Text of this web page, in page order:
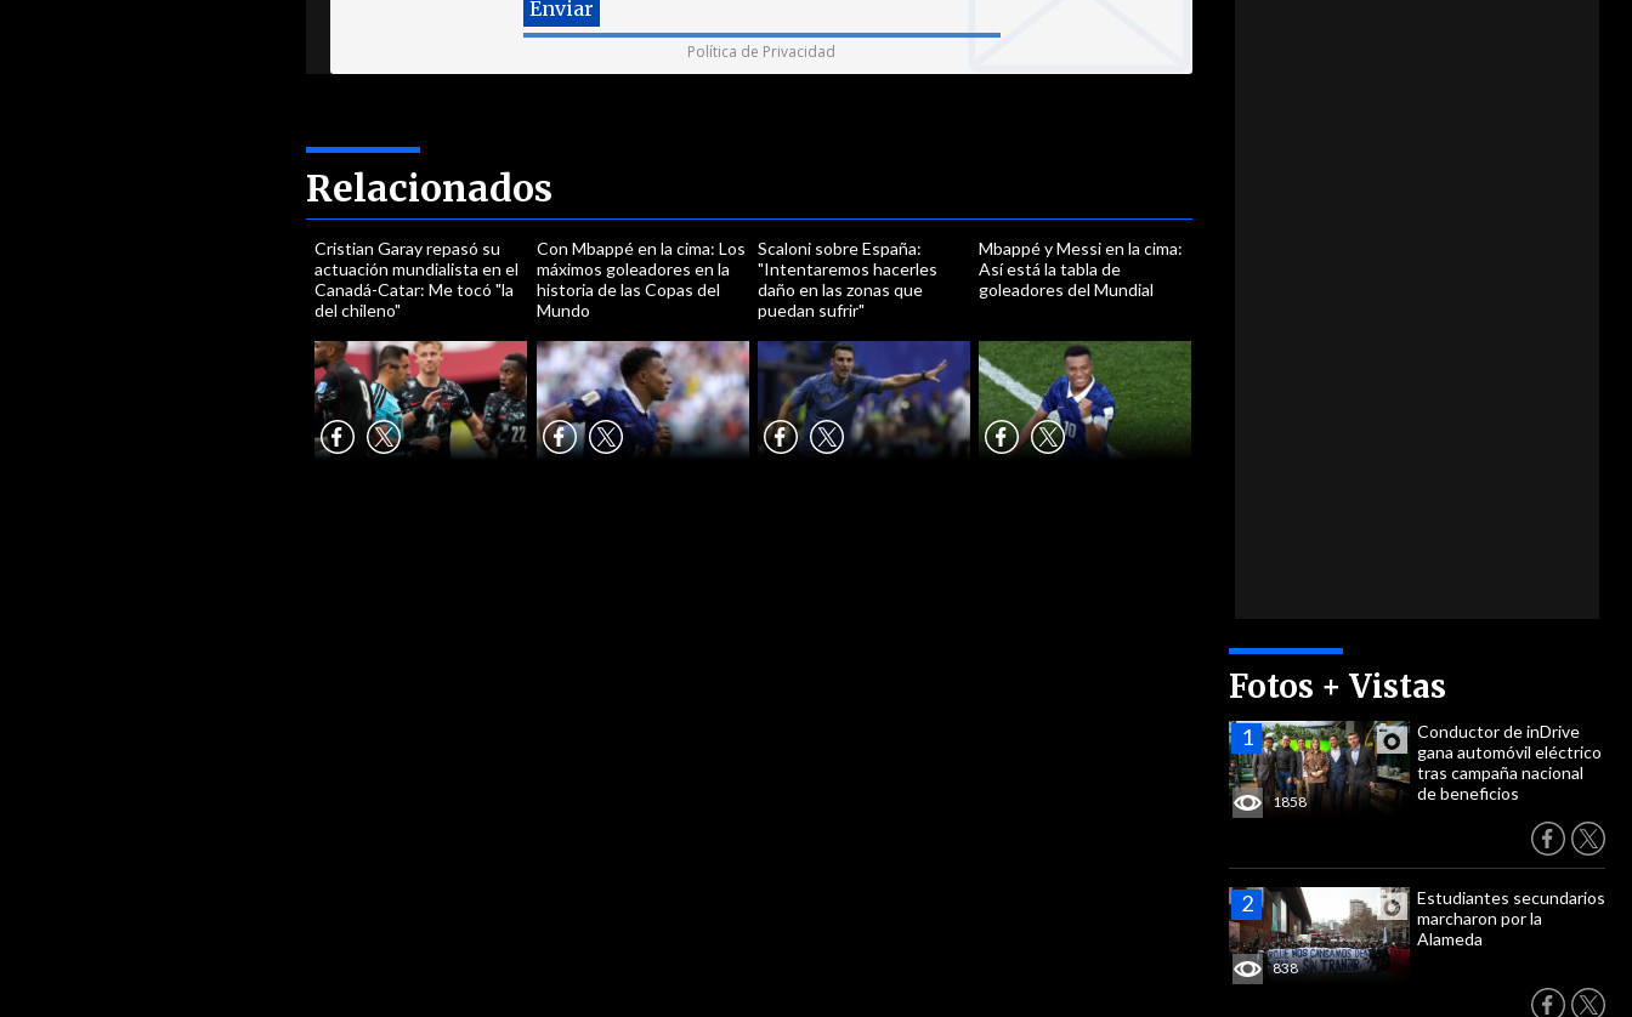
Fotos + Vistas
1858
Conductor de inDrive
gana automóvil eléctrico
tras campaña nacional
de beneficios
838
Estudiantes secundarios
marcharon por la
Alameda
Política de Privacidad
Relacionados
Cristian Garay repasó su
actuación mundialista en el
Canadá-Catar: Me tocó "la
del chileno"
Con Mbappé en la cima: Los
máximos goleadores en la
historia de las Copas del
Mundo
Scaloni sobre España:
"Intentaremos hacerles
daño en las zonas que
puedan sufrir"
Mbappé y Messi en la cima:
Así está la tabla de
goleadores del Mundial